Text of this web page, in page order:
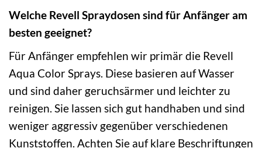
Welche Revell Spraydosen sind für Anfänger am
besten geeignet?
Für Anfänger empfehlen wir primär die Revell
Aqua Color Sprays. Diese basieren auf Wasser
und sind daher geruchsärmer und leichter zu
reinigen. Sie lassen sich gut handhaben und sind
weniger aggressiv gegenüber verschiedenen
Kunststoffen. Achten Sie auf klare Beschriftungen